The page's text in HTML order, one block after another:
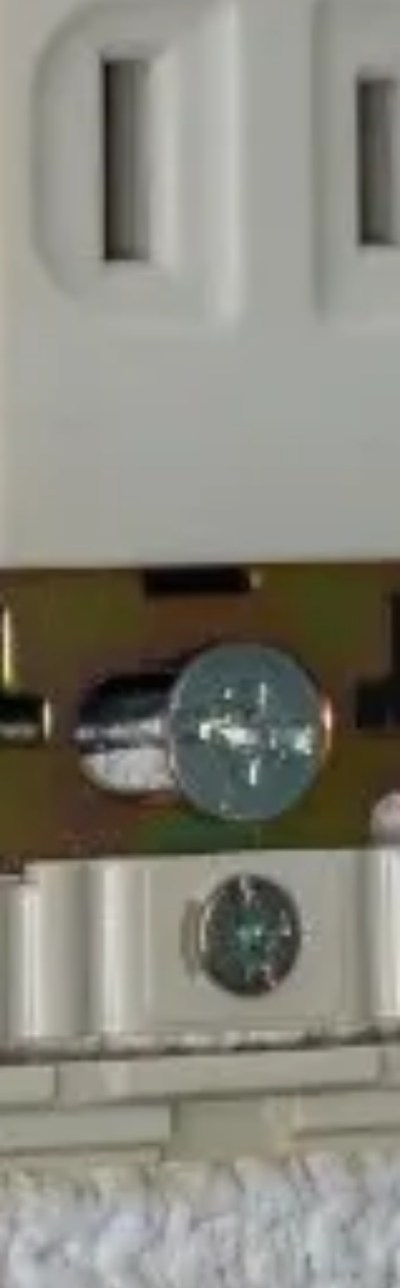
お気軽にご相談ください